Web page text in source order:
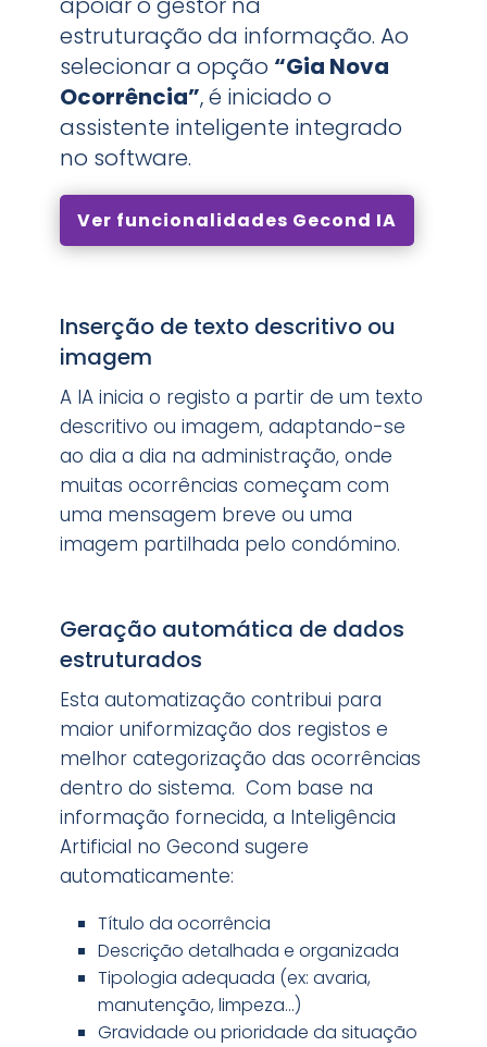
estruturação da informação. Ao
selecionar a opção “Gia Nova
Ocorrência”, é iniciado o
assistente inteligente integrado
no software.
Ver funcionalidades Gecond IA
Inserção de texto descritivo ou
imagem
A IA inicia o registo a partir de um texto
descritivo ou imagem, adaptando-se
ao dia a dia na administração, onde
muitas ocorrências começam com
uma mensagem breve ou uma
imagem partilhada pelo condómino.
Geração automática de dados
estruturados
Esta automatização contribui para
maior uniformização dos registos e
melhor categorização das ocorrências
dentro do sistema. Com base na
informação fornecida, a Inteligência
Artificial no Gecond sugere
automaticamente:
Título da ocorrência
Descrição detalhada e organizada
Tipologia adequada (ex: avaria,
manutenção, limpeza…)
Gravidade ou prioridade da situação